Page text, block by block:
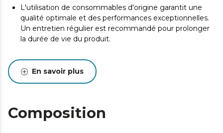
L'utilisation de consommables d'origine garantit une
qualité optimale et des performances exceptionnelles.
Un entretien régulier est recommandé pour prolonger
la durée de vie du produit.
En savoir plus
Composition